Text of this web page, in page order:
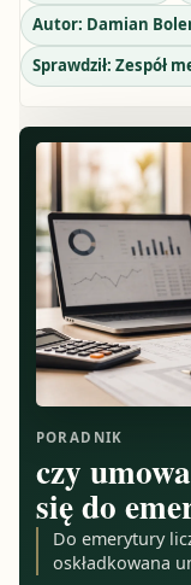
Autor: Damian
Sprawdził: Zespół
PORADNIK
czy
się do
Do emerytury
oskładkowana